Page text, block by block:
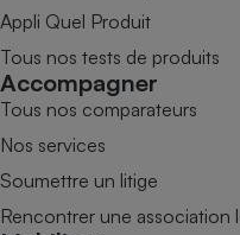
Appli Quel Produit
Tous nos tests de produits
Accompagner
Tous nos comparateurs
Nos services
Soumettre un litige
Rencontrer une association